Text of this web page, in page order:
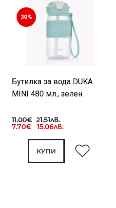
30%
Бутилка за вода DUKA
MINI 480 мл., зелен
11.00€ 21.51лв.
7.70€ 15.06лв.
КУПИ